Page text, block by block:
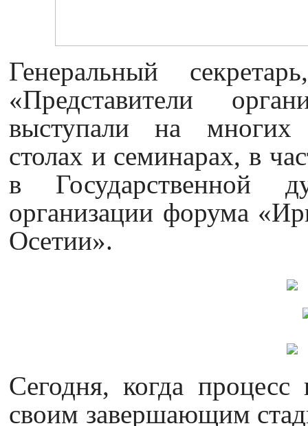
Генеральный
«Представители
выступали на многих
столах и семинарах, в
в
организации форума
Осетии».
Сегодня, когда процесс
своим завершающим